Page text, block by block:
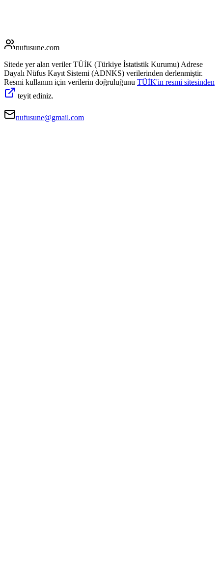
nufusune.com
Sitede yer alan veriler TÜİK (Türkiye İstatistik Kurumu) Adrese
Dayalı Nüfus Kayıt Sistemi (ADNKS) verilerinden derlenmiştir.
Resmi kullanım için verilerin doğruluğunu TÜİK'in resmi sitesinden
teyit ediniz.
nufusune@gmail.com